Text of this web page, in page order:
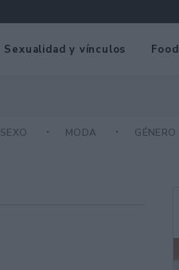
Sexualidad y vínculos Food
SEXO MODA GÉNERO